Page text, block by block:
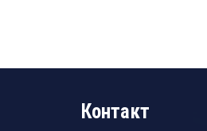
Контакт